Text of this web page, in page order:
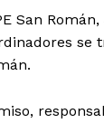
San